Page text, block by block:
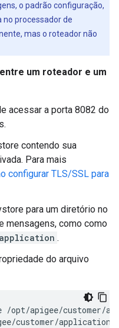
o padrão configuração,
no processador de
mas o roteador não
um roteador e um
acessar a porta 8082 do
contendo sua
Para mais
configurar TLS/SSL para
para um diretório no
mensagens, como como
.
do arquivo
customer/